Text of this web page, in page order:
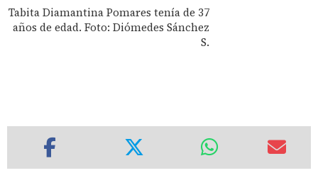
Tabita Diamantina Pomares tenía de 37
años de edad. Foto: Diómedes Sánchez
S.